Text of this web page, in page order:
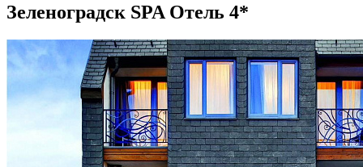
Зеленоградск SPA Отель 4*